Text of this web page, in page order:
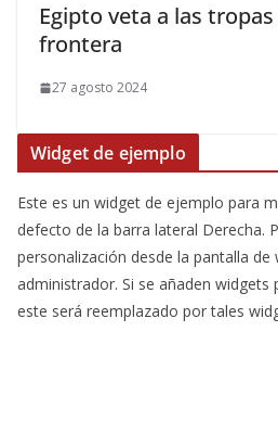
Egipto veta a las
frontera
27 agosto 2024
Widget de ejemplo
Este es un widget de ejemplo para
defecto de la barra lateral Derecha.
personalización desde la pantalla de
administrador. Si se añaden widgets
este será reemplazado por tales